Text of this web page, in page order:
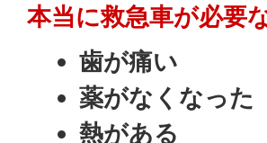
本当に救急車が必要
歯が痛い
薬がなくなった
熱がある